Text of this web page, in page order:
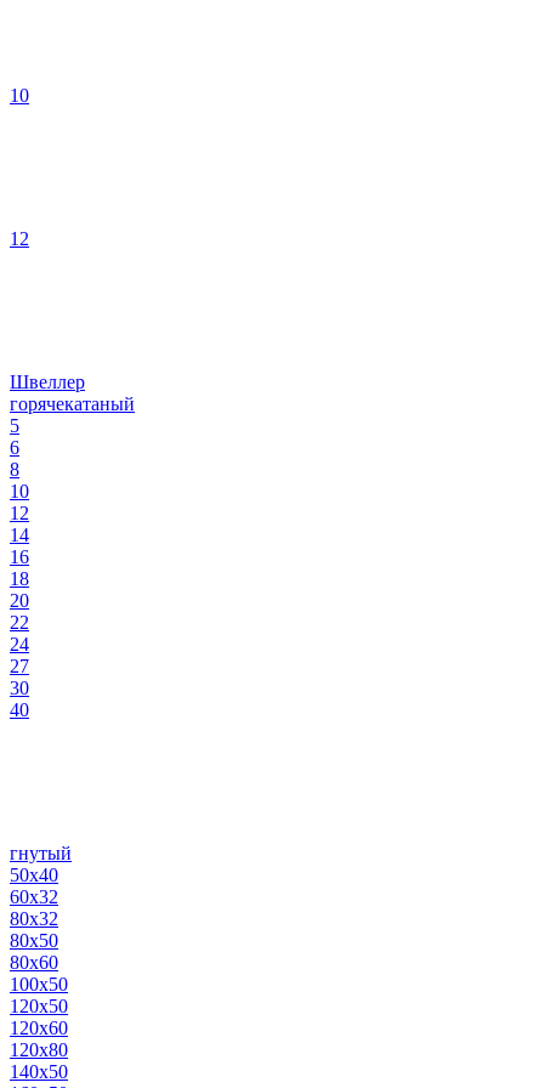
10
12
Швеллер
горячекатаный
5
6
8
10
12
14
16
18
20
22
24
27
30
40
гнутый
50х40
60х32
80х32
80х50
80х60
100х50
120х50
120х60
120х80
140х50